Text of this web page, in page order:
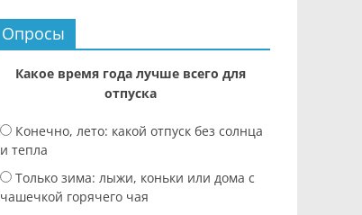
Опросы
Какое время года лучше всего для
отпуска
Конечно, лето: какой отпуск без солнца
и тепла
Только зима: лыжи, коньки или дома с
чашечкой горячего чая